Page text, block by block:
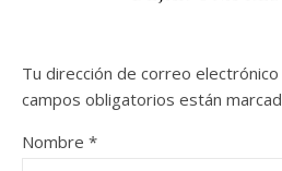
Tu dirección de correo electrónico
campos obligatorios están
Nombre *